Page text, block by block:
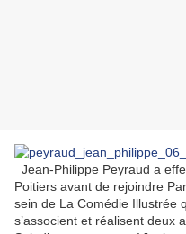
Jean-Philippe Peyraud a
Poitiers avant de rejoindre
sein de La Comédie Illustrée
s’associent et réalisent deux